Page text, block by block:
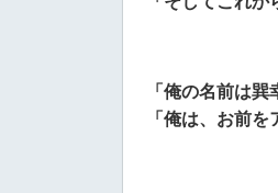
「俺の名前は巽
「俺は、お前を